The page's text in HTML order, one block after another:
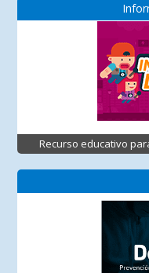
Recurso educativo